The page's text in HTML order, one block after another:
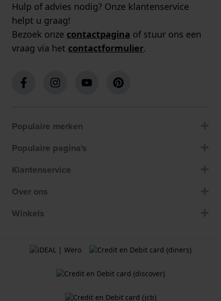
Hulp of advies nodig? Onze klantenservice
helpt u graag!
Bezoek onze contactpagina of stuur ons een
vraag via het contactformulier.
Populaire merken
Populaire pagina's
Klantenservice
Over ons
Winkels